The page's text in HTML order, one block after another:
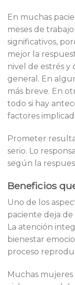
En muchas
meses de
significativos,
mejor la
nivel de estrés y
general. En
más breve. En
todo si hay
factores
Prometer
serio. Lo
según la
Beneficios
Uno de los
paciente deja
La atención
bienestar
proceso
Muchas